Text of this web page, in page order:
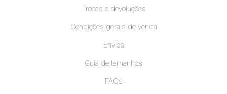
Trocas e devoluções
Condições gerais de venda
Envios
Guia de tamanhos
FAQs